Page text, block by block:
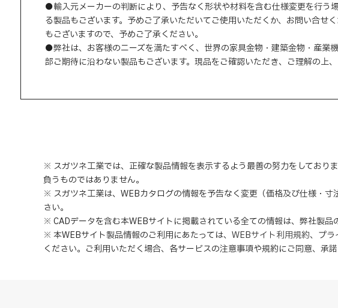
●輸入元メーカーの判断により、予告なく形状や材料を含む仕様変更を行う
る製品もございます。予めご了承いただいてご使用いただくか、お問い合
もございますので、予めご了承ください。
●弊社は、お客様のニーズを満たすべく、世界の家具金物・建築金物・産業
部ご期待に沿わない製品もございます。現品をご確認いただき、ご理解の上
※ スガツネ工業では、正確な製品情報を表示するよう最善の努力をしており
負うものではありません。
※ スガツネ工業は、WEBカタログの情報を予告なく変更（価格及び仕様・
さい。
※ CADデータを含む本WEBサイトに掲載されている全ての情報は、弊社製品
※ 本WEBサイト製品情報のご利用にあたっては、 WEBサイト利用規約、 プラ
ください。ご利用いただく場合、各サービスの注意事項や規約にご同意、 承諾